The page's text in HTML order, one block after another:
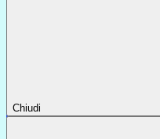
Chiudi